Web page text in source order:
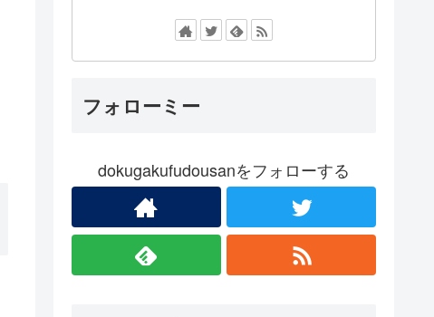
フォローミー
dokugakufudousanをフォローする